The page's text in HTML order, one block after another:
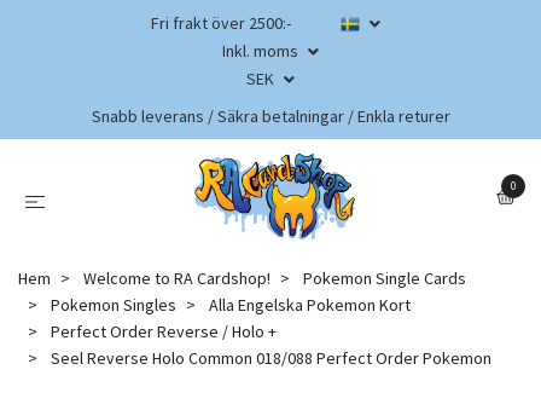
Fri frakt över 2500:-
Inkl. moms
SEK
Snabb leverans / Säkra betalningar / Enkla returer
0
Hem Welcome to RA Cardshop!
Pokemon Single Cards
Pokemon Singles
Alla Engelska Pokemon Kort
Perfect Order Reverse / Holo +
Seel Reverse Holo Common 018/088 Perfect Order Pokemon